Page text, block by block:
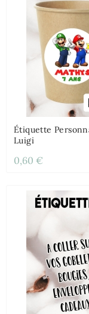
Étiquette
Luigi
0,60 €